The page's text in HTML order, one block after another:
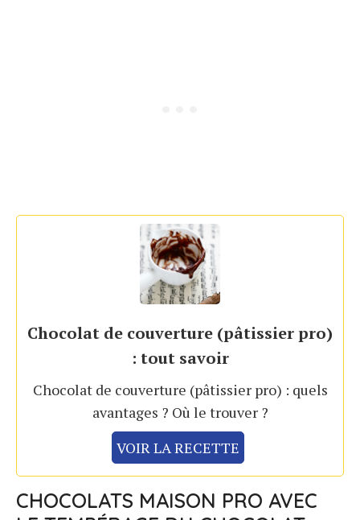
Chocolat de couverture (pâtissier pro)
: tout savoir
Chocolat de couverture (pâtissier pro) : quels
avantages ? Où le trouver ?
VOIR LA RECETTE
CHOCOLATS MAISON PRO AVEC